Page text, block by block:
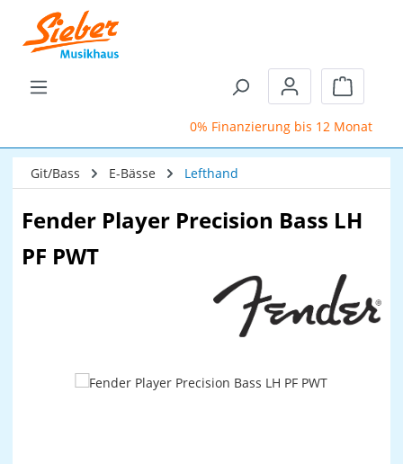
Zum Hauptinhalt springen
0% Finanzierung bis 12 Monate
Git/Bass E-Bässe Lefthand
Fender Player Precision Bass LH
PF PWT
Bildergalerie überspringen